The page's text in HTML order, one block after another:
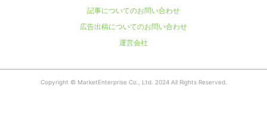
記事についてのお問い合わせ
広告出稿についてのお問い合わせ
運営会社
Copyright © MarketEnterprise Co., Ltd. 2024 All Rights Reserved.